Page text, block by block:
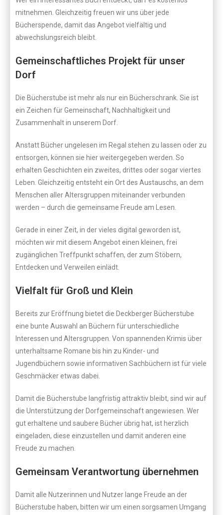
mitnehmen. Gleichzeitig freuen wir uns über jede
Bücherspende, damit das Angebot vielfältig und
abwechslungsreich bleibt.
Gemeinschaftliches Projekt für unser
Dorf
Die Bücherstube ist mehr als nur ein Bücherschrank. Sie ist
ein Zeichen für Gemeinschaft, Nachhaltigkeit und
Zusammenhalt in unserem Dorf.
Anstatt Bücher ungelesen im Regal stehen zu lassen oder zu
entsorgen, können sie hier weitergegeben werden. So
erhalten Geschichten ein zweites, drittes oder sogar viertes
Leben. Gleichzeitig entsteht ein Ort des Austauschs, an dem
Menschen aller Altersgruppen miteinander verbunden
werden – durch die gemeinsame Freude am Lesen.
Gerade in einer Zeit, in der vieles digital geworden ist,
möchten wir mit diesem Angebot einen kleinen, frei
zugänglichen Treffpunkt schaffen, der zum Stöbern,
Entdecken und Verweilen einlädt.
Vielfalt für Groß und Klein
Bereits zur Eröffnung bietet die Deckberger Bücherstube
eine bunte Auswahl an Büchern für unterschiedliche
Interessen und Altersgruppen. Von spannenden Krimis über
unterhaltsame Romane bis hin zu Kinder- und
Jugendbüchern sowie informativen Sachbüchern ist für viele
Geschmäcker etwas dabei.
Damit die Bücherstube langfristig attraktiv bleibt, sind wir auf
die Unterstützung der Dorfgemeinschaft angewiesen. Wer
gut erhaltene und saubere Bücher übrig hat, ist herzlich
eingeladen, diese einzustellen und damit anderen eine
Freude zu machen.
Gemeinsam Verantwortung übernehmen
Damit alle Nutzerinnen und Nutzer lange Freude an der
Bücherstube haben, bitten wir um einen sorgsamen Umgang